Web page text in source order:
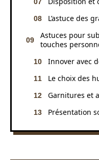
L’astuce des
Astuces pour
touches
Innover avec
Le choix des
Garnitures et
Présentation